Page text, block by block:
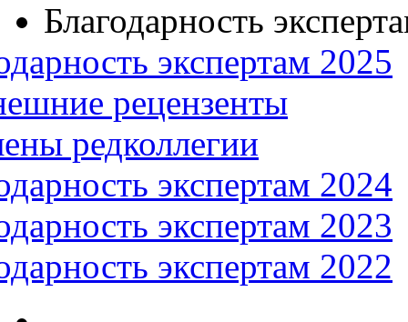
Благодарность
экспертам 2025
рецензенты
редколлегии
экспертам 2024
экспертам 2023
экспертам 2022